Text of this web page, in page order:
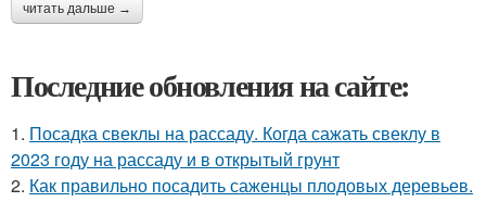
читать дальше →
Последние обновления на сайте:
1. Посадка свеклы на рассаду. Когда сажать свеклу в
2023 году на рассаду и в открытый грунт
2. Как правильно посадить саженцы плодовых деревьев.